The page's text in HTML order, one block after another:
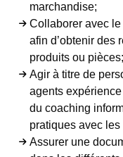
marchandise;
Collaborer avec
afin d’obtenir des
produits ou pièces;
Agir à titre de
agents
du coaching
pratiques avec les
Assurer une